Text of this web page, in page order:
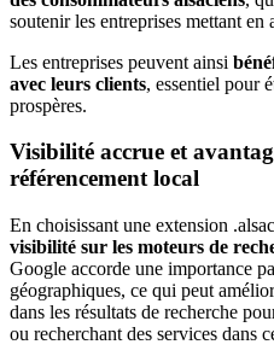
soutenir les entreprises mettant
Les entreprises peuvent ainsi
avec leurs clients, essentiel pour
prospères.
Visibilité accrue et
référencement local
En choisissant une extension
visibilité sur les moteurs de
Google accorde une importance
géographiques, ce qui peut
dans les résultats de recherche
ou recherchant des services dans